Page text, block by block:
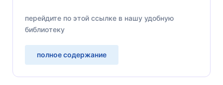
перейдите по этой ссылке в нашу удобную
библиотеку
полное содержание